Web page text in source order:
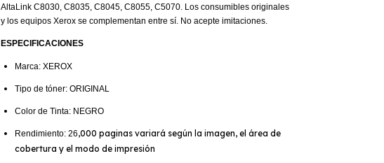
AltaLink C8030, C8035, C8045, C8055, C5070 . Los consumibles originales
y los equipos Xerox se complementan entre sí. No acepte imitaciones.
ESPECIFICACIONES
Marca: XEROX
Tipo de tóner: ORIGINAL
Color de Tinta: NEGRO
Rendimiento: 26,000 paginas variará según la imagen, el área de
cobertura y el modo de impresión